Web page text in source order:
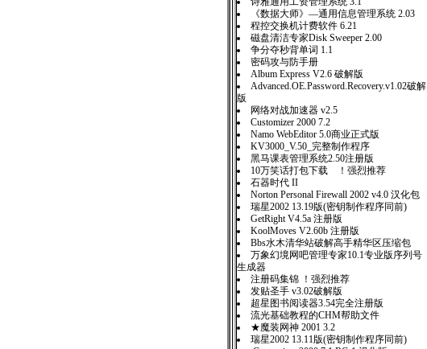
《数据大师》—通用信息管理系统 2.03
程控交换机计费软件 6.21
磁盘清洁专家Disk Sweeper 2.00
争分夺秒背单词 1.1
密码攻与防手册
Album Express V2.6 破解版
Advanced.OE.Password.Recovery.v1.02破解
版
网络对战加速器 v2.5
Customizer 2000 7.2
Namo WebEditor 5.0商业正式版
KV3000_V.50_完整制作程序
黑马课表管理系统2.50注册版
10万笑话打包下载 ！强烈推荐
石器时代 II
Norton Personal Firewall 2002 v4.0 汉化包
瑞星2002 13.19版(密钥制作程序同前)
GetRight V4.5a 注册版
KoolMoves V2.60b 注册版
Bbs水木清华站破解高手精华区压缩包
万象幻境网吧管理专家10.1专业版序列号
生成器
注册码集锦 ！强烈推荐
发贴圣手 v3.02破解版
超星图书阅读器3.54完全注册版
流光基础教程的CHM帮助文件
★魔装网神 2001 3.2
瑞星2002 13.11版(密钥制作程序同前)